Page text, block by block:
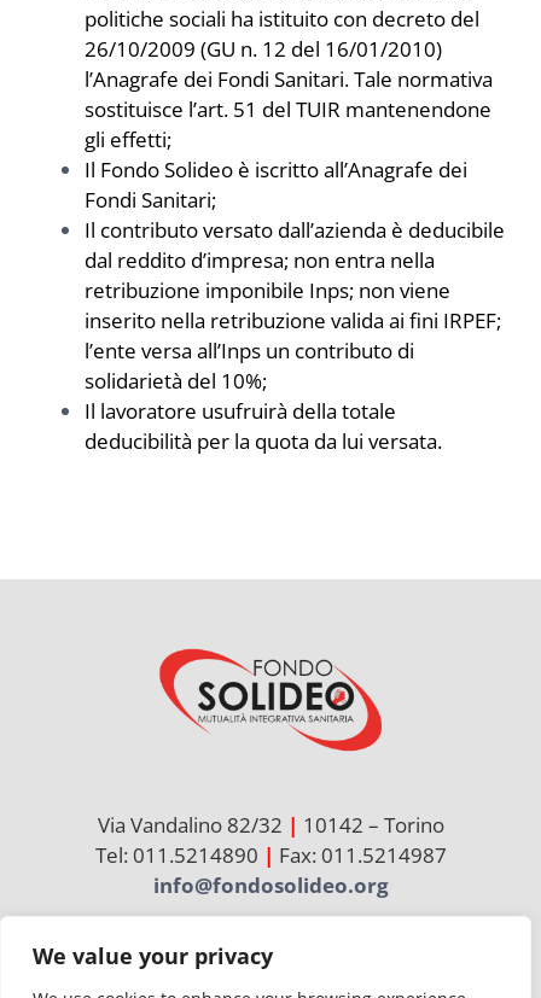
We value your privacy
INIZIATIVE
CONTATTI
AREA RISERVATA BENEFICIARI
AREA RISERVATA AZIENDE
politiche sociali ha istituito con decreto del
26/10/2009 (GU n. 12 del 16/01/2010)
l’Anagrafe dei Fondi Sanitari. Tale normativa
sostituisce l’art. 51 del TUIR mantenendone
gli effetti;
Il Fondo Solideo è iscritto all’Anagrafe dei
Fondi Sanitari;
Il contributo versato dall’azienda è deducibile
dal reddito d’impresa; non entra nella
retribuzione imponibile Inps; non viene
inserito nella retribuzione valida ai fini IRPEF;
l’ente versa all’Inps un contributo di
solidarietà del 10%;
Il lavoratore usufruirà della totale
deducibilità per la quota da lui versata.
Via Vandalino 82/32 | 10142 – Torino
Tel: 011.5214890 | Fax: 011.5214987
info@fondosolideo.org
Cerca